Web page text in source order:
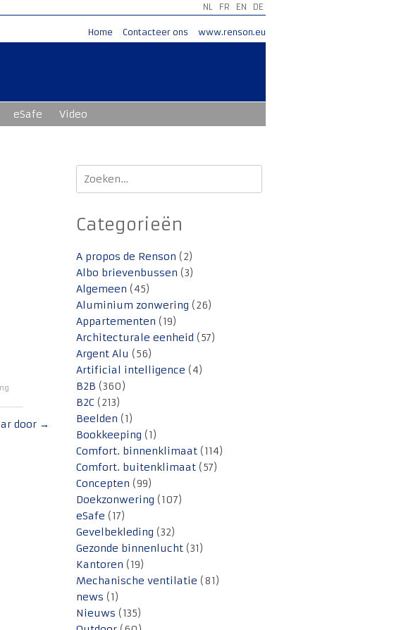
NL FR EN DE
Home Contacteer ons www.renson.eu
eSafe Video
door →
Zoeken
naar:
Categorieën
A propos de Renson (2)
Albo brievenbussen (3)
Algemeen (45)
Aluminium zonwering (26)
Appartementen (19)
Architecturale eenheid (57)
Argent Alu (56)
Artificial intelligence (4)
B2B (360)
B2C (213)
Beelden (1)
Bookkeeping (1)
Comfort. binnenklimaat (114)
Comfort. buitenklimaat (57)
Concepten (99)
Doekzonwering (107)
eSafe (17)
Gevelbekleding (32)
Gezonde binnenlucht (31)
Kantoren (19)
Mechanische ventilatie (81)
news (1)
Nieuws (135)